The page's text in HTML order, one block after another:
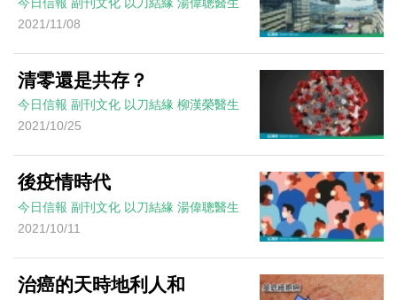
2021/11/08
清零還是共存？
今日信報 副刊文化 以刀結緣 柳漢榮醫生
2021/10/25
後疫情時代
今日信報 副刊文化 以刀結緣 湯偉聰醫生
2021/10/11
治癌的天時地利人和